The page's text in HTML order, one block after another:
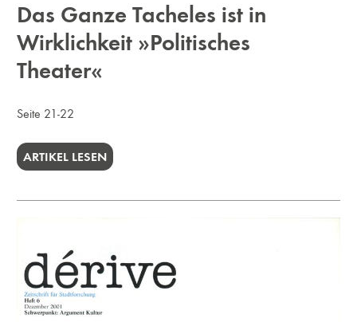
Das Ganze Tacheles ist in
Wirklichkeit »Politisches
Theater«
Seite 21-22
ARTIKEL LESEN